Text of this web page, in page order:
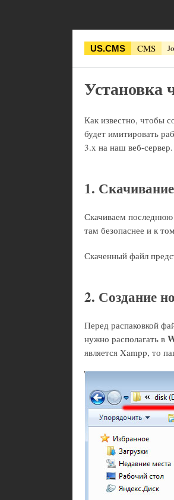
US.CMS CMS
Установка
Как известно, чтобы
будет имитировать
3.x на наш веб-сервер.
1.
Скачиваем
там безопаснее и к
Скаченный файл
2. Создание
Перед распаковкой
нужно располагать в
является Xampp, то